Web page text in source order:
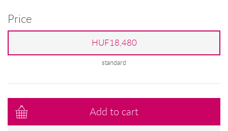
Price
HUF18,480
standard
Add to cart